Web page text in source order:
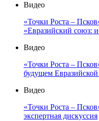
Видео
«Точки Роста –
«Евразийский союз:
Видео
«Точки Роста –
будущем
Видео
«Точки Роста –
экспертная дискуссия